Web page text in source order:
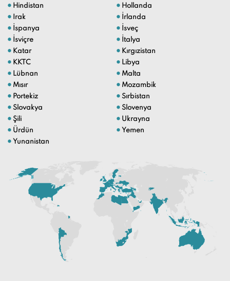
KKTC
Libya
Lübnan
Malta
Mısır
Mozambik
Portekiz
Sırbistan
Slovakya
Slovenya
Şili
Ukrayna
Ürdün
Yemen
Yunanistan